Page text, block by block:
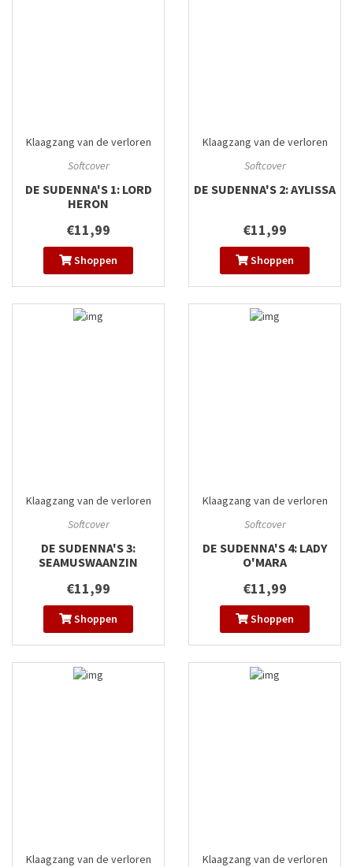
Klaagzang van de verloren
Softcover
DE SUDENNA'S 1: LORD
HERON
€11,99
Shoppen
Klaagzang van de verloren
Softcover
DE SUDENNA'S 2: AYLISSA
€11,99
Shoppen
Klaagzang van de verloren
Softcover
DE SUDENNA'S 3:
SEAMUSWAANZIN
€11,99
Shoppen
Klaagzang van de verloren
Softcover
DE SUDENNA'S 4: LADY
O'MARA
€11,99
Shoppen
Klaagzang van de verloren
Klaagzang van de verloren